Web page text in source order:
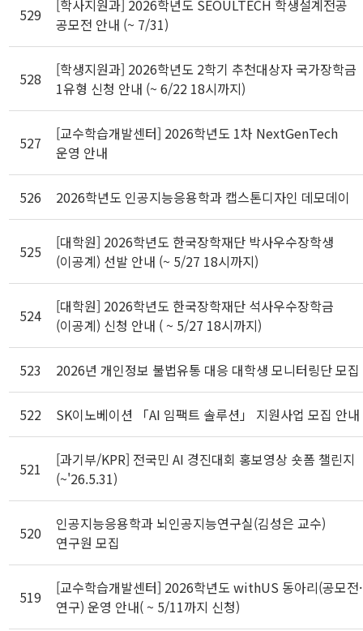
529
[학사지원과] 2026학년도 SEOULTECH 학생설계전공
공모전 안내 (~ 7/31)
528
[학생지원과] 2026학년도 2학기 추천대상자 국가장학금
1유형 신청 안내 (~ 6/22 18시까지)
527
[교수학습개발센터] 2026학년도 1차 NextGenTech
운영 안내
526 2026학년도 인공지능응용학과 캡스톤디자인 데모데이
525
[대학원] 2026학년도 한국장학재단 박사우수장학생
(이공계) 선발 안내 (~ 5/27 18시까지)
524
[대학원] 2026학년도 한국장학재단 석사우수장학금
(이공계) 신청 안내 ( ~ 5/27 18시까지)
523 2026년 개인정보 불법유통 대응 대학생 모니터링단 모집
522 SK이노베이션 「AI 임팩트 솔루션」 지원사업 모집 안내
521
[과기부/KPR] 전국민 AI 경진대회 홍보영상 숏폼 챌린지
(~'26.5.31)
520
인공지능응용학과 뇌인공지능연구실(김성은 교수)
연구원 모집
519
[교수학습개발센터] 2026학년도 withUS 동아리(공모전·
연구) 운영 안내( ~ 5/11까지 신청)